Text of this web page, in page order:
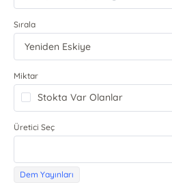
Sırala
Miktar
Stokta Var Olanlar
Üretici Seç
Dem Yayınları